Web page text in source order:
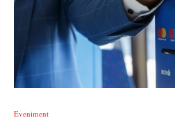
Eveniment